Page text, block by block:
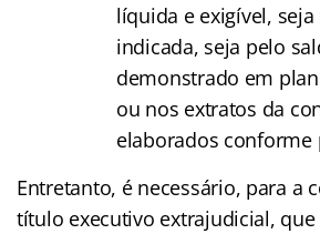
líquida e exigível,
indicada, seja pelo
demonstrado em
ou nos extratos da
elaborados conforme
Entretanto, é necessário, para a
título executivo extrajudicial,